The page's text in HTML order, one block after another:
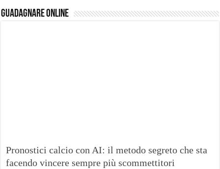
Guadagnare Online
Pronostici calcio con AI: il metodo segreto che sta
facendo vincere sempre più scommettitori